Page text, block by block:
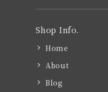
Shop Info.
Home
About
Blog